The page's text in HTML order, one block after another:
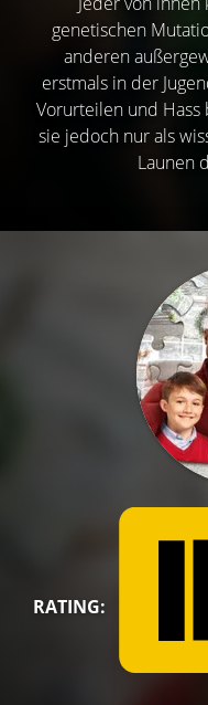
genetischen
anderen
erstmals in der
Vorurteilen und
sie jedoch nur als
Launen
RATING: